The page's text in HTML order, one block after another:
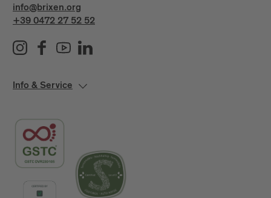
info@brixen.org
+39 0472 27 52 52
Info & Service